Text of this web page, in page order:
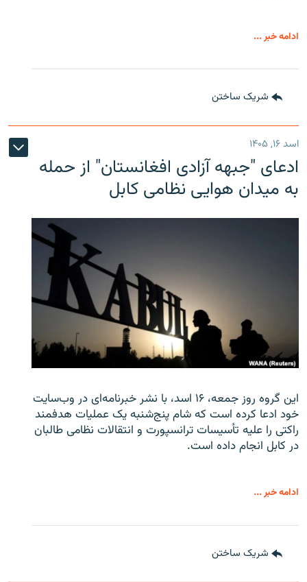
ادامه خبر ...
شریک ساختن
اسد ۱۶, ۱۴۰۵
ادعای "جبهه آزادی افغانستان" از حمله
به میدان هوایی نظامی کابل
این گروه روز جمعه، ۱۶ اسد، با نشر خبرنامه‌ای در وب‌سایت
خود ادعا کرده است که شام پنج‌شنبه یک عملیات هدفمند
راکتی را علیه تأسیسات ترانسپورت و انتقالات نظامی طالبان
در کابل انجام داده است.
ادامه خبر ...
شریک ساختن